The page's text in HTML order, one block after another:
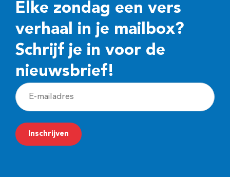
Elke zondag een vers
verhaal in je mailbox?
Schrijf je in voor de
nieuwsbrief!
E
-
m
a
Inschrijven